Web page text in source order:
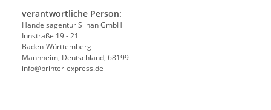
verantwortliche Person:
Handelsagentur Silhan GmbH
Innstraße 19 - 21
Baden-Württemberg
Mannheim, Deutschland, 68199
info@printer-express.de